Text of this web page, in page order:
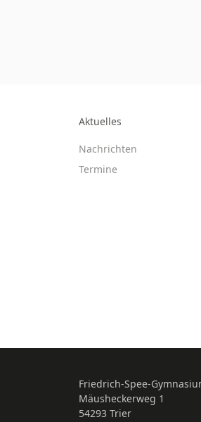
Aktuelles
Nachrichten
Termine
Friedrich-Spee-
Mäusheckerweg 1
54293 Trier